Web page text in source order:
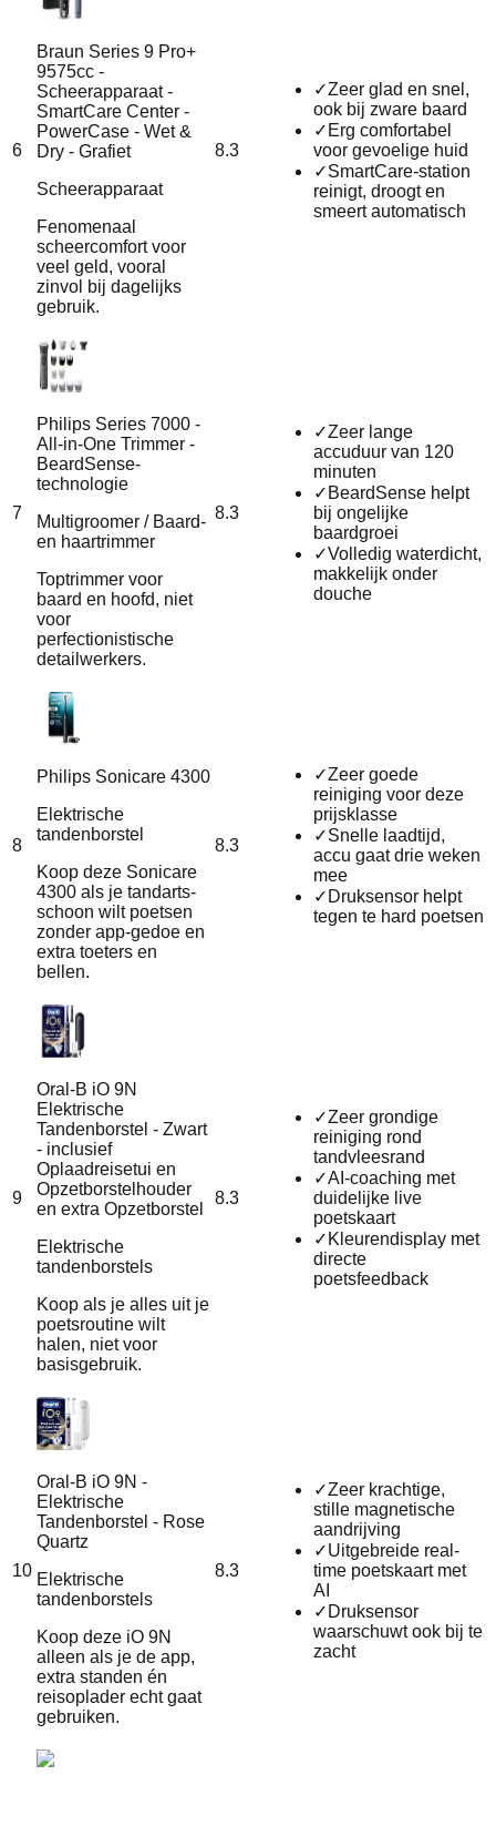
6
Braun Series 9 Pro+
9575cc -
Scheerapparaat -
SmartCare Center -
PowerCase - Wet &
Dry - Grafiet
Scheerapparaat
Fenomenaal
scheercomfort voor
veel geld, vooral
zinvol bij dagelijks
gebruik.
8.3
✓Zeer glad en snel,
ook bij zware baard
✓ Erg comfortabel
voor gevoelige huid
✓SmartCare-station
reinigt, droogt en
smeert automatisch
7
Philips Series 7000 -
All-in-One Trimmer -
BeardSense-
technologie
Multigroomer / Baard-
en haartrimmer
Toptrimmer voor
baard en hoofd, niet
voor
perfectionistische
detailwerkers.
8.3
✓Zeer lange
accuduur van 120
minuten
✓ BeardSense helpt
bij ongelijke
baardgroei
✓Volledig waterdicht,
makkelijk onder
douche
8
Philips Sonicare 4300
Elektrische
tandenborstel
Koop deze Sonicare
4300 als je tandarts-
schoon wilt poetsen
zonder app-gedoe en
extra toeters en
bellen.
8.3
✓Zeer goede
reiniging voor deze
prijsklasse
✓Snelle laadtijd,
accu gaat drie weken
mee
✓ Druksensor helpt
tegen te hard poetsen
9
Oral-B iO 9N
Elektrische
Tandenborstel - Zwart
- inclusief
Oplaadreisetui en
Opzetborstelhouder
en extra Opzetborstel
Elektrische
tandenborstels
Koop als je alles uit je
poetsroutine wilt
halen, niet voor
basisgebruik.
8.3
✓Zeer grondige
reiniging rond
tandvleesrand
✓AI‑coaching met
duidelijke live
poetskaart
✓ Kleurendisplay met
directe
poetsfeedback
10
Oral-B iO 9N -
Elektrische
Tandenborstel - Rose
Quartz
Elektrische
tandenborstels
Koop deze iO 9N
alleen als je de app,
extra standen én
reisoplader echt gaat
gebruiken.
8.3
✓Zeer krachtige,
stille magnetische
aandrijving
✓Uitgebreide real-
time poetskaart met
AI
✓ Druksensor
waarschuwt ook bij te
zacht